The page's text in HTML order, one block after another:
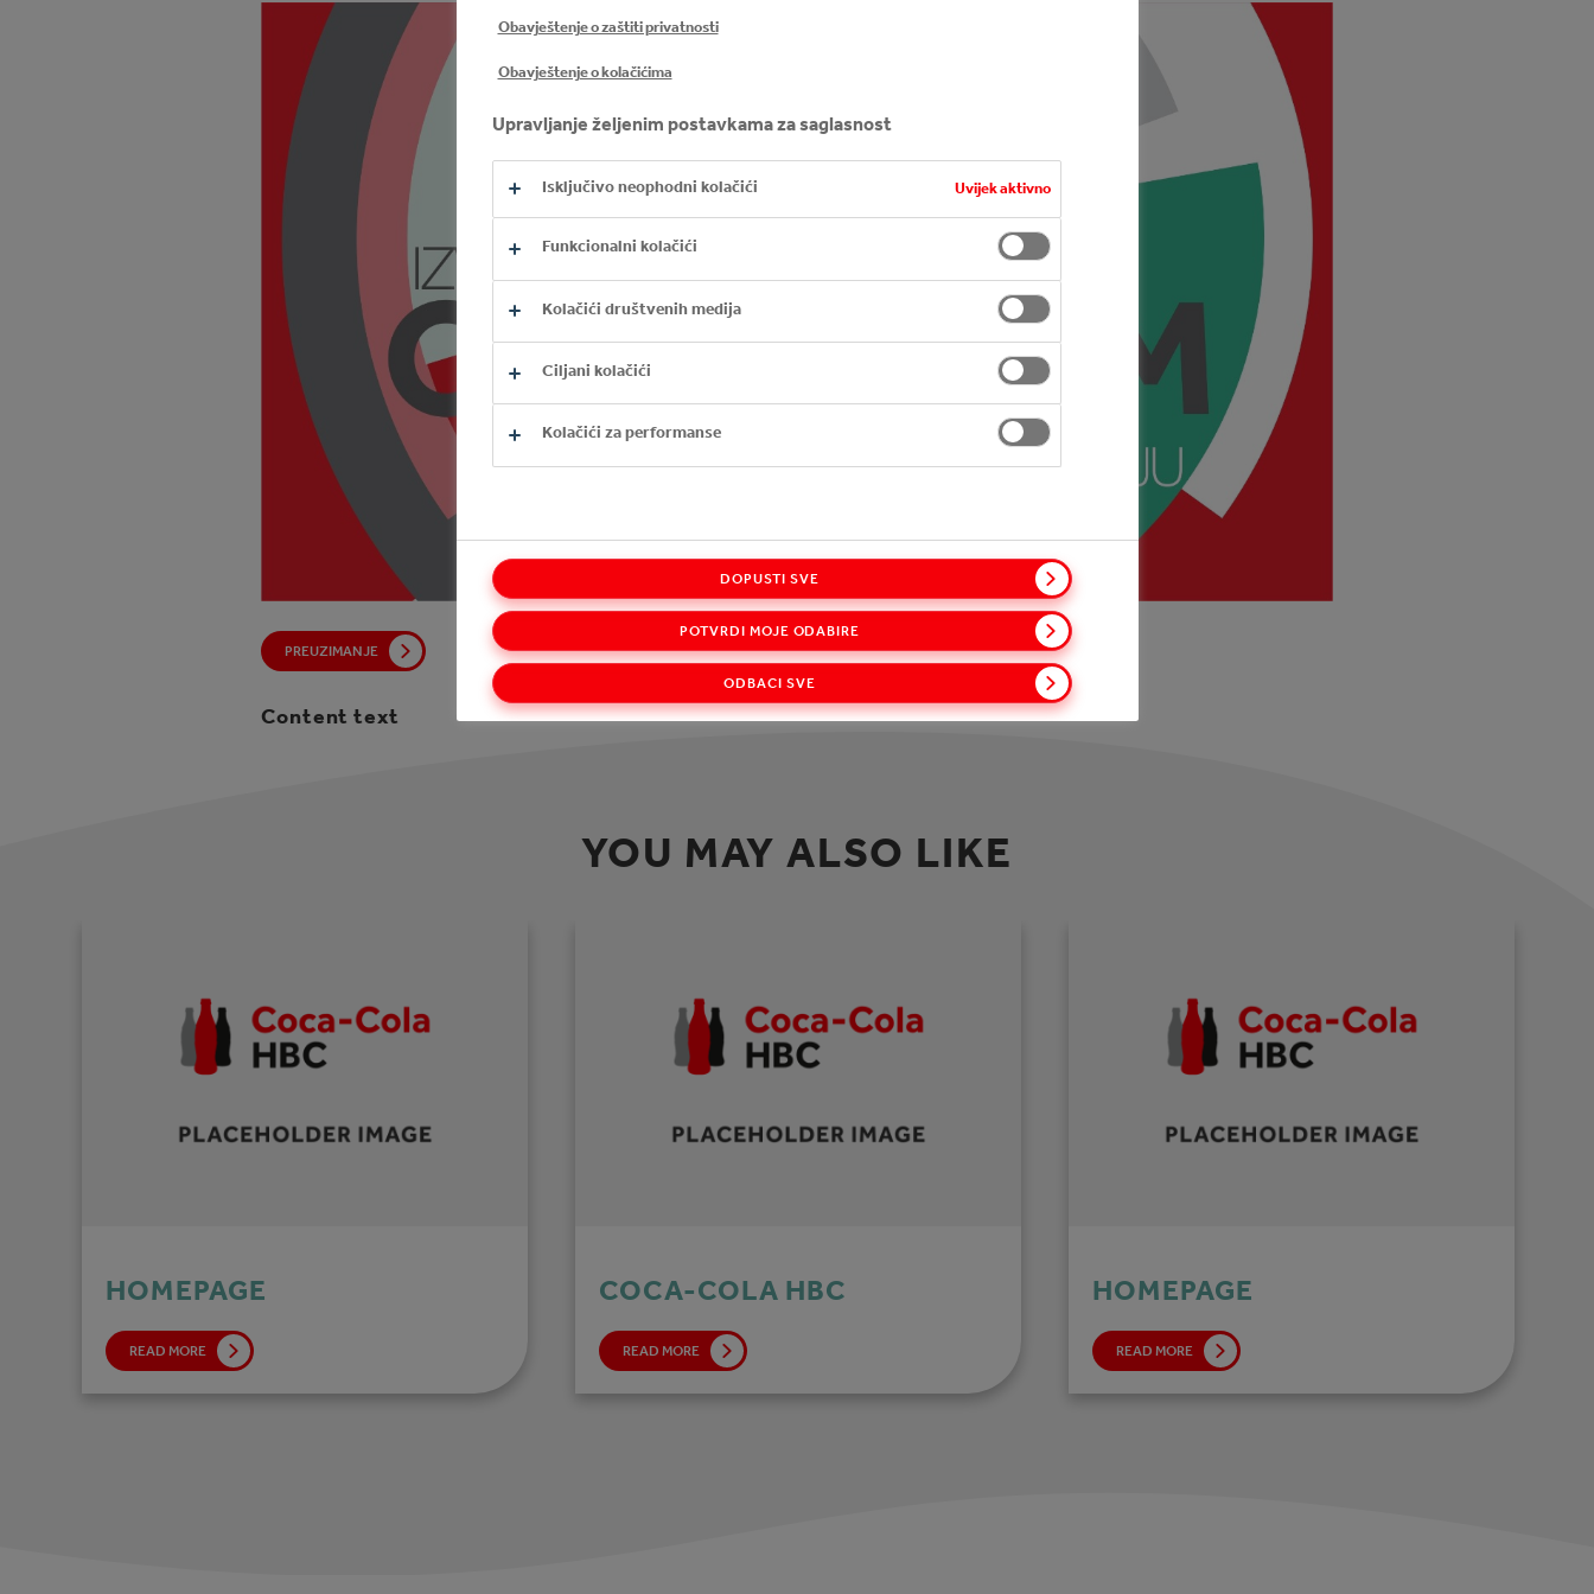
PREUZIMANJE
Content text
YOU MAY ALSO LIKE
HOMEPAGE
READ MORE
COCA-COLA HBC
READ MORE
HOMEPAGE
READ MORE
Obavještenje o zaštiti privatnosti
Obavještenje o kolačićima
Upravljanje željenim postavkama za saglasnost
Isključivo neophodni kolačići Uvijek aktivno
Funkcionalni kolačići
Kolačići društvenih medija
Ciljani kolačići
Kolačići za performanse
ODBACI SVE
POTVRDI MOJE ODABIRE
DOPUSTI SVE